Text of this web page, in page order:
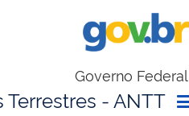
Governo Federal
- ANTT